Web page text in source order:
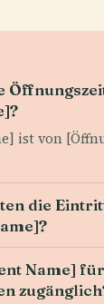
ist von
die
Name]